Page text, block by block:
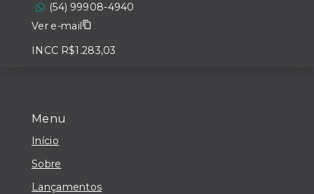
Menu
Início
Sobre
Lançamentos
(54) 99908-4940
Ver e-mail
INCC R$1.283,03